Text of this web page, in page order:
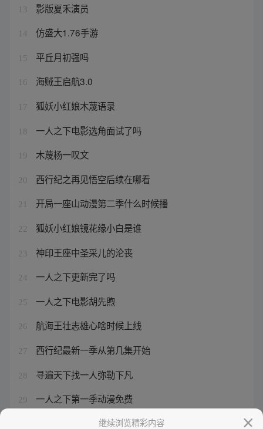
13 影版夏禾演员
14 仿盛大1.76手游
15 平丘月初强吗
16 海贼王启航3.0
17 狐妖小红娘木蔑语录
18 一人之下电影选角面试了吗
19 木蔑杨一叹文
20 西行纪之再见悟空后续在哪看
21 开局一座山动漫第二季什么时候播
22 狐妖小红娘镜花缘小白是谁
23 神印王座中圣采儿的沦丧
24 一人之下更新完了吗
25 一人之下电影胡先煦
26 航海王壮志雄心啥时候上线
27 西行纪最新一季从第几集开始
28 寻遍天下找一人弥勒下凡
29 一人之下第一季动漫免费
一人之下异术大全继续浏览精彩内容